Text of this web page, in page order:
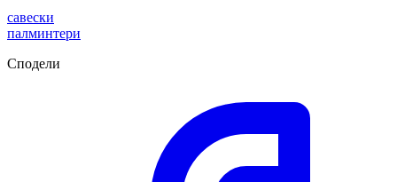
савески
палминтери
Сподели